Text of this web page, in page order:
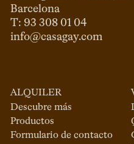
Barcelona
info@casagay.com
ALQUILER
Descubre más
Productos
Formulario de contacto